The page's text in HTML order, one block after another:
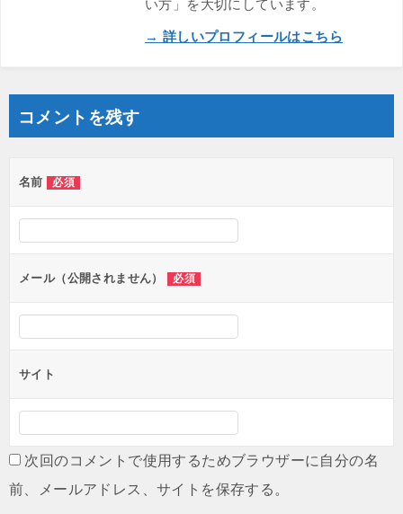
い方」を大切にしています。
→ 詳しいプロフィールはこちら
コメントを残す
名前 必須
メール（公開されません） 必須
サイト
次回のコメントで使用するためブラウザーに自分の名
前、メールアドレス、サイトを保存する。